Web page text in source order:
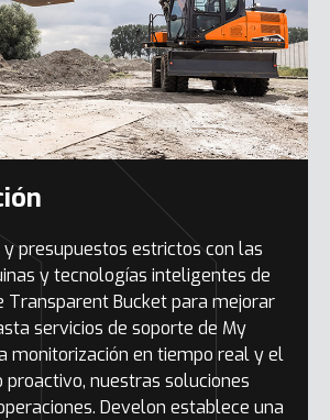
presupuestos estrictos con las
y tecnologías inteligentes de
Transparent Bucket para mejorar
servicios de soporte de My
monitorización en tiempo real y el
nuestras soluciones
Develon establece una